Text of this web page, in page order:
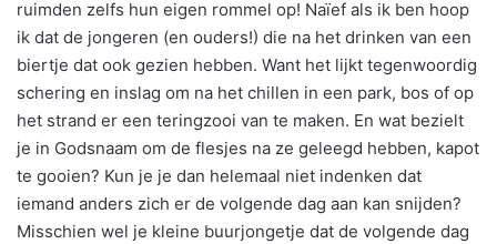
ruimden zelfs hun eigen rommel op! Naïef als ik ben hoop
ik dat de jongeren (en ouders!) die na het drinken van een
biertje dat ook gezien hebben. Want het lijkt tegenwoordig
schering en inslag om na het chillen in een park, bos of op
het strand er een teringzooi van te maken. En wat bezielt
je in Godsnaam om de flesjes na ze geleegd hebben, kapot
te gooien? Kun je je dan helemaal niet indenken dat
iemand anders zich er de volgende dag aan kan snijden?
Misschien wel je kleine buurjongetje dat de volgende dag